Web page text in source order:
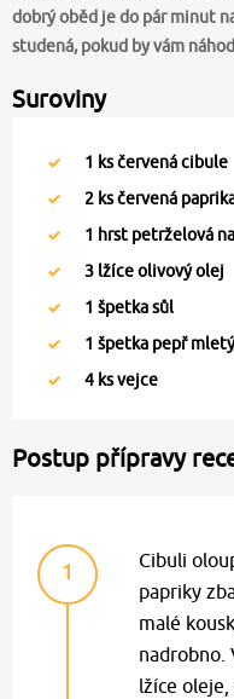
dobrý oběd je do pár minut
studená, pokud by vám
Suroviny
1 ks červená cibule
2 ks červená
1 hrst petrželová
3 lžíce olivový olej
1 špetka sůl
1 špetka pepř mletý
4 ks vejce
Postup přípravy
1
Cibuli
papriky
malé
nadrobno.
lžíce